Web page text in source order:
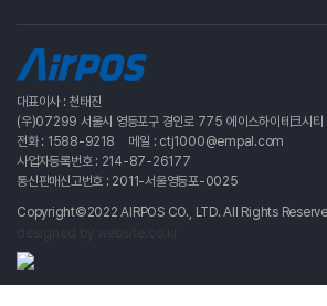
대표이사 : 천태진
(우)07299 서울시 영등포구 경인로 775 에이스하이테크시티
전화 : 1588-9218
메일 : ctj1000@empal.com
사업자등록번호 : 214-87-26177
통신판매신고번호 : 2011-서울영등포-0025
Copyright©2022 AIRPOS CO., LTD. All Rights